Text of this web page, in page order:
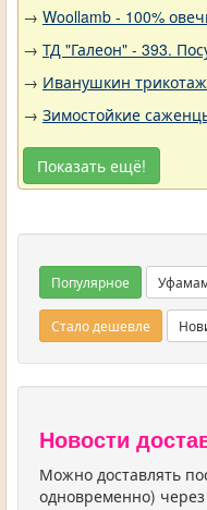
→ Woollamb - 100%
→ ТД "Галеон" - 393.
→ Иванушкин
→ Зимостойкие
Показать ещё!
Популярное
Стало дешевле
Новости
Можно доставлять
одновременно)